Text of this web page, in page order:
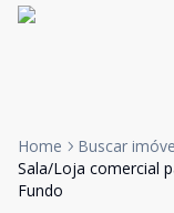
Home
Buscar
Sala/Loja comercial
Fundo